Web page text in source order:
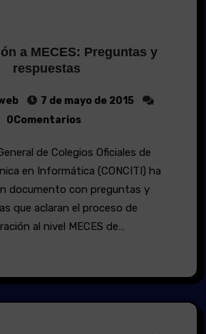
a MECES: Preguntas y
respuestas
7 de mayo de 2015
0Comentarios
en Informática (CONCITI) ha
documento con preguntas y
que aclaran el proceso de
al nivel MECES de…